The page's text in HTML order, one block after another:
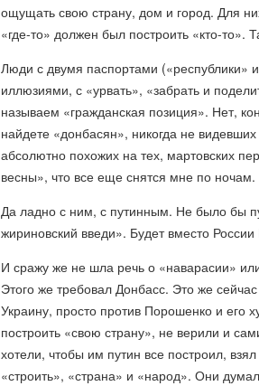
ощущать свою страну, дом и город. Для
«где-то» должен был построить «кто-
Люди с двумя паспортами
иллюзиями, с «урвать», «забрать и
называем «гражданская позиция». Нет,
найдете «донбасян», никогда не
абсолютно похожих на тех, мартовских
весны», что все еще снятся мне по ночам.
Да ладно с ним, с путинным. Не было бы
жириновский введи». Будет вместо
И сражу же не шла речь о «наварасии»
Этого же требовал Донбасс. Это же
Украину, просто против Порошенко и его
построить «свою страну», не верили и
хотели, чтобы им путин все построил,
«строить», «страна» и «народ». Они